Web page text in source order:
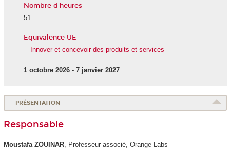
Nombre d'heures
51
Equivalence UE
Innover et concevoir des produits et services
1 octobre 2026 - 7 janvier 2027
PRÉSENTATION
Responsable
Moustafa ZOUINAR, Professeur associé, Orange Labs